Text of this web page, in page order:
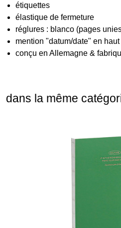
étiquettes
élastique de fermeture
réglures : blanco (pages
mention "datum/date" en
conçu en Allemagne &
dans la même